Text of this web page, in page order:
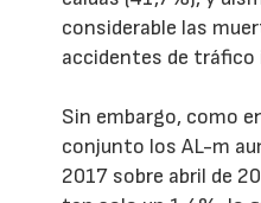
considerable las
accidentes de
Sin embargo, como
conjunto los AL-m
2017 sobre abril de